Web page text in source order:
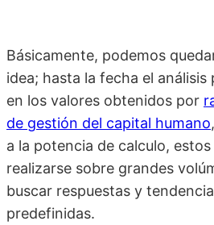
Básicamente, podemos
idea; hasta la fecha el
en los valores obtenidos por
de gestión del capital humano
a la potencia de calculo,
realizarse sobre grandes
buscar respuestas y
predefinidas.